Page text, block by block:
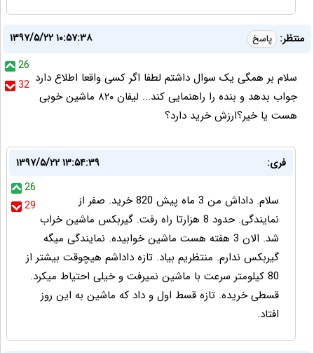
منتظر: پاسخ
۱۳۹۷/۵/۲۲ ۱۰:۵۷:۳۸
26
32 سلام بر همگی یک سوال داشتم لطفا اگر کسی واقعا اطلاع دارد
جواب بدهد و بنده را راهنمایی کند... لیفان ۸۲۰ ماشین خوبی
هست یا خیر؟ارزش خرید دارد؟
فری:
۱۳۹۷/۵/۲۲ ۱۳:۵۴:۳۹
26
29
سلام. داداش من 3 ماه پیش 820 خرید. صفر از
نمایندگی. حدود 8 هزارتا راه رفت. گیربکس ماشین خراب
شد. الان 3 هفته هست ماشین خوابیده. نمایندگی میگه
گیربکس ندارم. منتظریم بیاد. تازه داداشم هیچوقت بیشتر از
80 کیلومتر سرعت با ماشین نمیرفت و خیلی احتیاط میکرد.
قسطی خریده. تازه قسط اول و داد که ماشین به این روز
افتاد.